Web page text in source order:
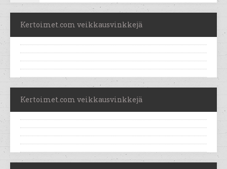
Kertoimet.com veikkausvinkkejä
Kertoimet.com veikkausvinkkejä